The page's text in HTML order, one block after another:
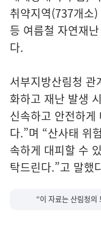
취약지역(737개소
등 여름철 자연재
다.
서부지방산림청 관
화하고 재난 발생
신속하고 안전하
다.”며 “산사태 위
속하게 대피할 수
탁드린다.”고 말했
“이 자료는 산림청의